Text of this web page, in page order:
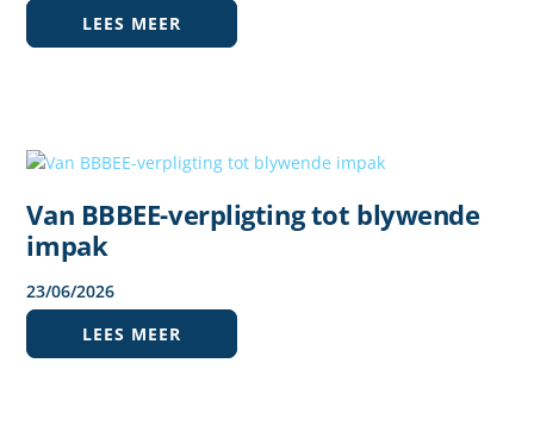
LEES MEER
Van BBBEE-verpligting tot blywende
impak
23/06/2026
LEES MEER